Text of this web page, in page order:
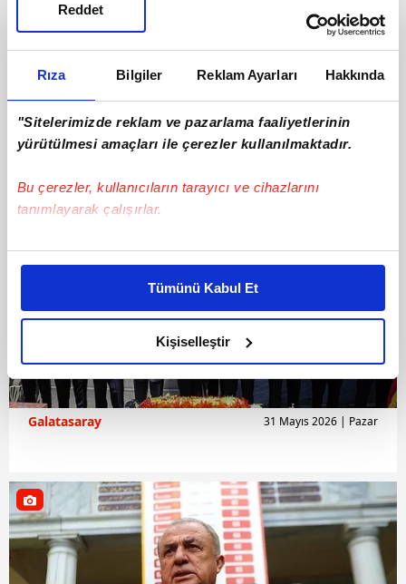
Rıza Bilgiler Reklam Ayarları Hakkında
"Sitelerimizde reklam ve pazarlama faaliyetlerinin
yürütülmesi amaçları ile çerezler kullanılmaktadır.
Bu çerezler, kullanıcıların tarayıcı ve cihazlarını
tanımlayarak çalışırlar.
Bu çerezlere izin vermeniz halinde sizlere özel
daha iyi reklam deneyimi yaşatabiliriz. Bunu yaparken
amacımızın size daha iyi bir reklam deneyimi sunmak
olduğunu ve sizlere en iyi içerikleri sunabilmek adına
elimizden gelen çabayı gösterdiğimizi ve bu noktada,
reklamların maliyetlerimizi karşılamak noktasında tek gelir
kalemimiz olduğunu sizlere hatırlatmak isteriz.
gösterilmeyecektir."
Sizlere daha iyi bir hizmet sunabilmek için İnternet
Sitemizde kendimize ve üçüncü kişilere ait çerezler
kullanılmaktadır. Bu çerezler vasıtasıyla çeşitli kişisel
Tümünü Kabul Et
Kişiselleştir
Reddet
Galatasaray 31 Mayıs 2026 | Pazar